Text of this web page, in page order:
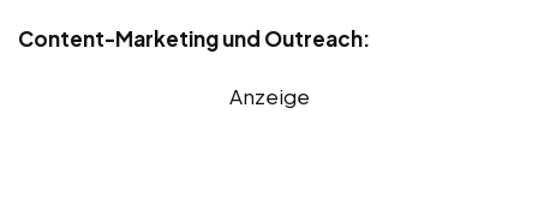
Content-Marketing und Outreach:
Anzeige